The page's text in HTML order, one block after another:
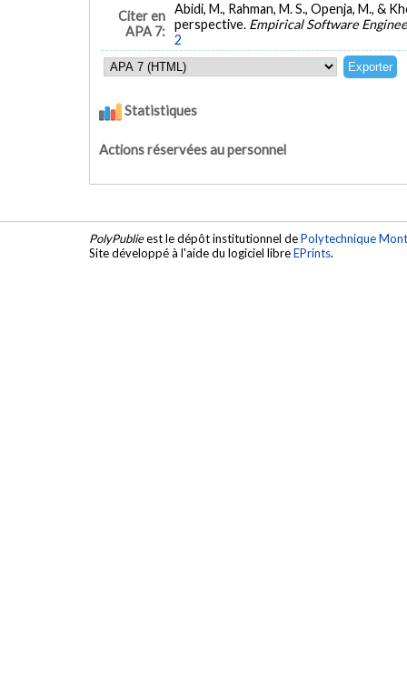
Citer en
APA 7:
Abidi, M., Rahman, M. S., Openja, M., &
perspective. Empirical Software
2
Statistiques
Actions réservées au personnel
PolyPublieest le dépôt institutionnel dePolytechnique
Site développé à l'aide du logiciel libreEPrints.